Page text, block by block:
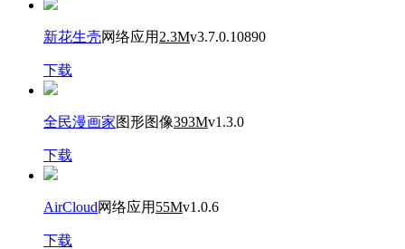
新花生壳网络应用 2.3Mv3.7.0.10890
下载
全民漫画家图形图像393Mv1.3.0
下载
AirCloud网络应用 55Mv1.0.6
下载